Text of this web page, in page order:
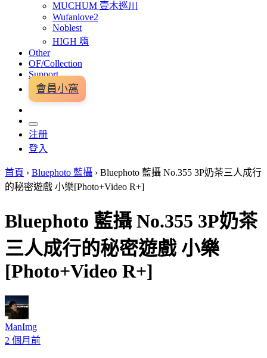
MUCHUM 壹木巡川
Wufanlove2
Noblest
HIGH 嗨
Other
OF/Collection
Support
會員小窩
注册
登入
首頁 › Bluephoto 藍攝 › Bluephoto 藍攝 No.355 3P奶茶三人成行
的秘密遊戲 小樂[Photo+Video R+]
Bluephoto 藍攝 No.355 3P奶茶
三人成行的秘密遊戲 小樂
[Photo+Video R+]
ManImg
2 個月前